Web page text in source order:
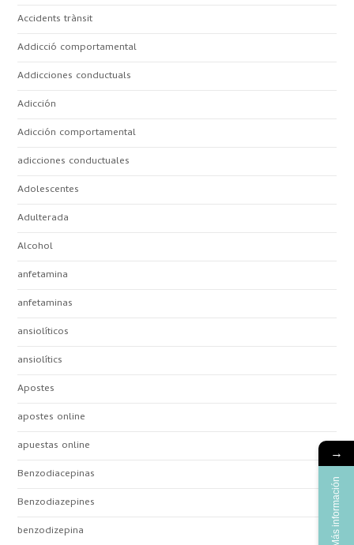
Accidents trànsit
Addicció comportamental
Addicciones conductuals
Adicción
Adicción comportamental
adicciones conductuales
Adolescentes
Adulterada
Alcohol
anfetamina
anfetaminas
ansiolíticos
ansiolítics
Apostes
apostes online
apuestas online
Benzodiacepinas
Benzodiazepines
benzodizepina
→
Más información